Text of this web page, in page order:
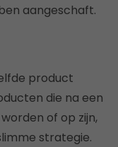
aangeschaft.
product
die na een
of op zijn,
strategie.